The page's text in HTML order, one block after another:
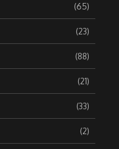
(65)
(23)
(88)
(21)
(33)
(2)